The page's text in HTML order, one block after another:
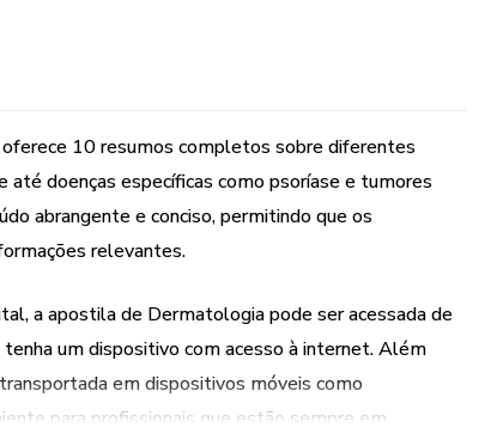
10 resumos completos sobre diferentes
doenças específicas como psoríase e tumores
abrangente e conciso, permitindo que os
relevantes.
a apostila de Dermatologia pode ser acessada de
um dispositivo com acesso à internet. Além
em dispositivos móveis como
para profissionais que estão sempre em